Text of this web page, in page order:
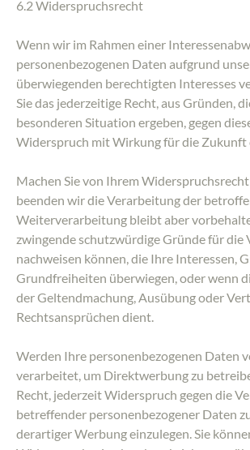
6.2 Widerspruchsrecht
Wenn wir im Rahmen einer
personenbezogenen Daten aufgrund
überwiegenden berechtigten Interesses
Sie das jederzeitige Recht, aus Gründen,
besonderen Situation ergeben, gegen
Widerspruch mit Wirkung für die Zukunft
Machen Sie von Ihrem
beenden wir die Verarbeitung der
Weiterverarbeitung bleibt aber
zwingende schutzwürdige Gründe für die
nachweisen können, die Ihre Interessen,
Grundfreiheiten überwiegen, oder wenn
der Geltendmachung, Ausübung oder
Rechtsansprüchen dient.
Werden Ihre personenbezogenen Daten
verarbeitet, um Direktwerbung zu
Recht, jederzeit Widerspruch gegen die
betreffender personenbezogener Daten
derartiger Werbung einzulegen. Sie